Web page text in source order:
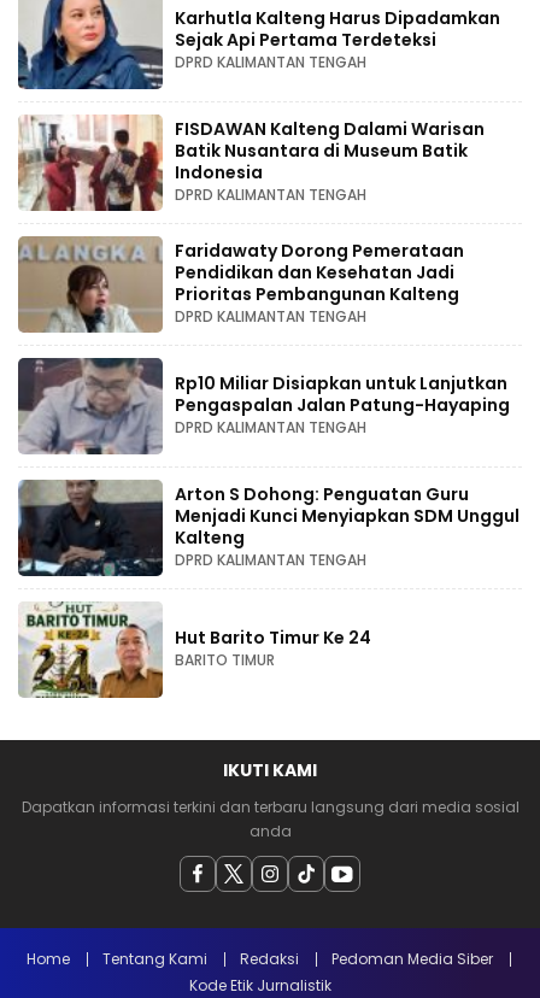
Karhutla Kalteng Harus Dipadamkan
Sejak Api Pertama Terdeteksi
DPRD KALIMANTAN TENGAH
FISDAWAN Kalteng Dalami Warisan
Batik Nusantara di Museum Batik
Indonesia
DPRD KALIMANTAN TENGAH
Faridawaty Dorong Pemerataan
Pendidikan dan Kesehatan Jadi
Prioritas Pembangunan Kalteng
DPRD KALIMANTAN TENGAH
Rp10 Miliar Disiapkan untuk Lanjutkan
Pengaspalan Jalan Patung-Hayaping
DPRD KALIMANTAN TENGAH
Arton S Dohong: Penguatan Guru
Menjadi Kunci Menyiapkan SDM Unggul
Kalteng
DPRD KALIMANTAN TENGAH
Hut Barito Timur Ke 24
BARITO TIMUR
IKUTI KAMI
Dapatkan informasi terkini dan terbaru langsung dari media sosial
anda
Home Tentang Kami Redaksi
Pedoman Media Siber
Kode Etik Jurnalistik